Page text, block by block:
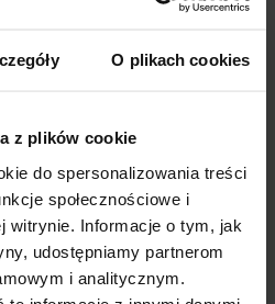
O plikach cookies
z plików cookie
do spersonalizowania treści
społecznościowe i
witrynie. Informacje o tym, jak
udostępniamy partnerom
i analitycznym.
SF 3 x 130 + Kity Cruz 934-
410
to wzmocniony bagażnik ze